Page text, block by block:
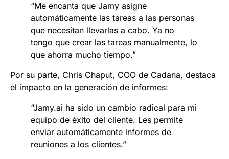
“Me encanta que Jamy asigne
automáticamente las tareas a las personas
que necesitan llevarlas a cabo. Ya no
tengo que crear las tareas manualmente, lo
que ahorra mucho tiempo.”
Por su parte, Chris Chaput, COO de Cadana, destaca
el impacto en la generación de informes:
“Jamy.ai ha sido un cambio radical para mi
equipo de éxito del cliente. Les permite
enviar automáticamente informes de
reuniones a los clientes.”